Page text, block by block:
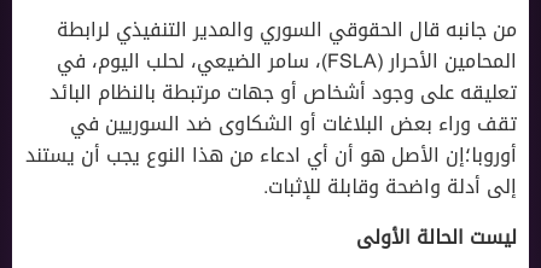
من جانبه قال الحقوقي السوري والمدير التنفيذي لرابطة
المحامين الأحرار (FSLA)، سامر الضيعي، لحلب اليوم، في
تعليقه على وجود أشخاص أو جهات مرتبطة بالنظام البائد
تقف وراء بعض البلاغات أو الشكاوى ضد السوريين في
أوروبا؛إن الأصل هو أن أي ادعاء من هذا النوع يجب أن يستند
إلى أدلة واضحة وقابلة للإثبات.
ليست الحالة الأولى